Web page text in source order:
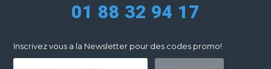
01 88 32 94 17
Inscrivez vous a la Newsletter pour des codes promo!